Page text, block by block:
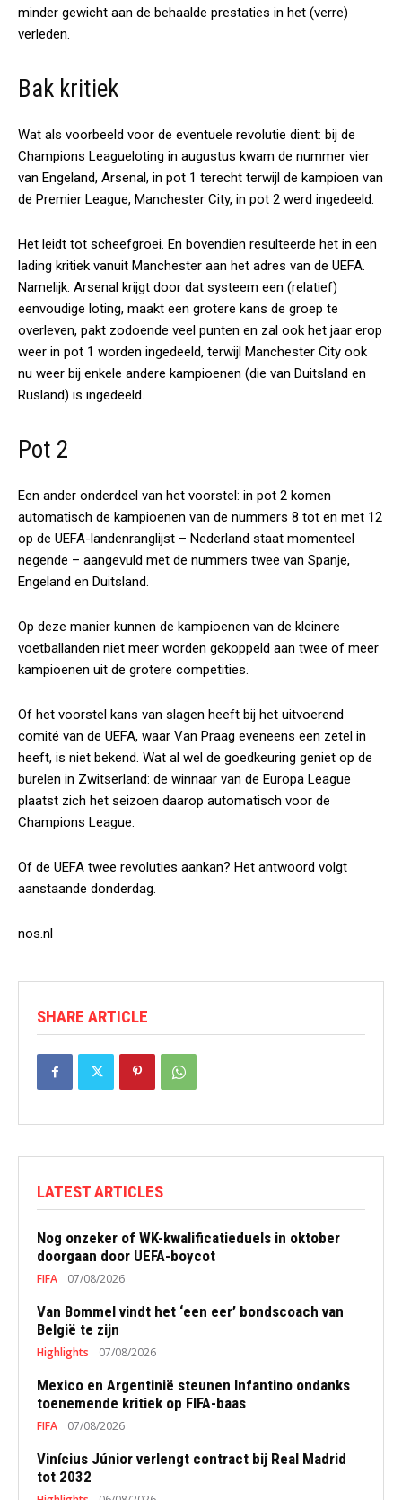
minder gewicht aan de behaalde prestaties in het (verre)
verleden.
Bak kritiek
Wat als voorbeeld voor de eventuele revolutie dient: bij de
Champions Leagueloting in augustus kwam de nummer vier
van Engeland, Arsenal, in pot 1 terecht terwijl de kampioen van
de Premier League, Manchester City, in pot 2 werd ingedeeld.
Het leidt tot scheefgroei. En bovendien resulteerde het in een
lading kritiek vanuit Manchester aan het adres van de UEFA.
Namelijk: Arsenal krijgt door dat systeem een (relatief)
eenvoudige loting, maakt een grotere kans de groep te
overleven, pakt zodoende veel punten en zal ook het jaar erop
weer in pot 1 worden ingedeeld, terwijl Manchester City ook
nu weer bij enkele andere kampioenen (die van Duitsland en
Rusland) is ingedeeld.
Pot 2
Een ander onderdeel van het voorstel: in pot 2 komen
automatisch de kampioenen van de nummers 8 tot en met 12
op de UEFA-landenranglijst – Nederland staat momenteel
negende – aangevuld met de nummers twee van Spanje,
Engeland en Duitsland.
Op deze manier kunnen de kampioenen van de kleinere
voetballanden niet meer worden gekoppeld aan twee of meer
kampioenen uit de grotere competities.
Of het voorstel kans van slagen heeft bij het uitvoerend
comité van de UEFA, waar Van Praag eveneens een zetel in
heeft, is niet bekend. Wat al wel de goedkeuring geniet op de
burelen in Zwitserland: de winnaar van de Europa League
plaatst zich het seizoen daarop automatisch voor de
Champions League.
Of de UEFA twee revoluties aankan? Het antwoord volgt
aanstaande donderdag.
nos.nl
SHARE ARTICLE
LATEST ARTICLES
Nog onzeker of WK-kwalificatieduels in oktober
doorgaan door UEFA-boycot
FIFA 07/08/2026
Van Bommel vindt het ‘een eer’ bondscoach van
België te zijn
Highlights 07/08/2026
Mexico en Argentinië steunen Infantino ondanks
toenemende kritiek op FIFA-baas
FIFA 07/08/2026
Vinícius Júnior verlengt contract bij Real Madrid
tot 2032